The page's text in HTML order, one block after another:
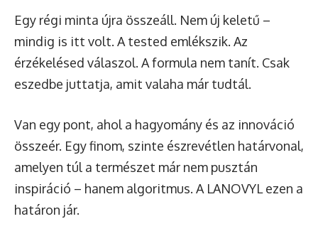
Egy régi minta újra összeáll. Nem új keletű –
mindig is itt volt. A tested emlékszik. Az
érzékelésed válaszol. A formula nem tanít. Csak
eszedbe juttatja, amit valaha már tudtál.
Van egy pont, ahol a hagyomány és az innováció
összeér. Egy finom, szinte észrevétlen határvonal,
amelyen túl a természet már nem pusztán
inspiráció – hanem algoritmus. A LANOVYL ezen a
határon jár.